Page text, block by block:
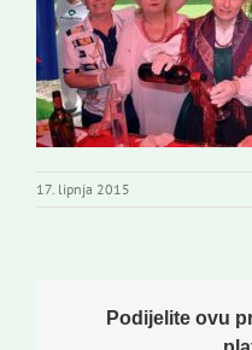
Izdavaštvo
Korisne informacije
17. lipnja 2015
Podijelite ovu